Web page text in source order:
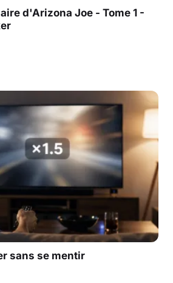
d'Arizona Joe - Tome 1 -
sans se mentir